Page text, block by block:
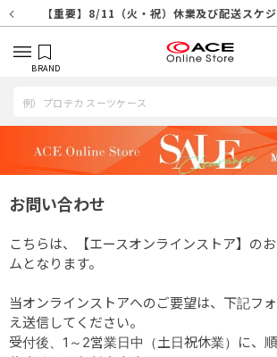
【重要】8/11（火・祝）休業及び配送スケ
【重要】令和８年熊本地震に伴う配送へ
【重要】納品書・領収書ペーパーレス化（電
【重要】天候不良や交通状況・物量増等に伴う配
【重要】悪質な詐欺サイトにご注意
【重要】各種メールが届かない場合に
【重要】お問い合わせのご対応に関
【重要】SNSのなりすまし詐欺にご注
BRAND
お問い合わせ
こちらは、【エースオンラインストア】の
ムとなります。
当オンラインストアへのご要望は、下記フ
え送信してください。
受付後、1～2営業日中（土日祝休業）に、